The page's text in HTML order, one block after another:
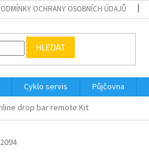
OCHRANY OSOBNÍCH ÚDAJŮ
HLEDAT
Cyklo servis Půjčovna
drop bar remote Kit